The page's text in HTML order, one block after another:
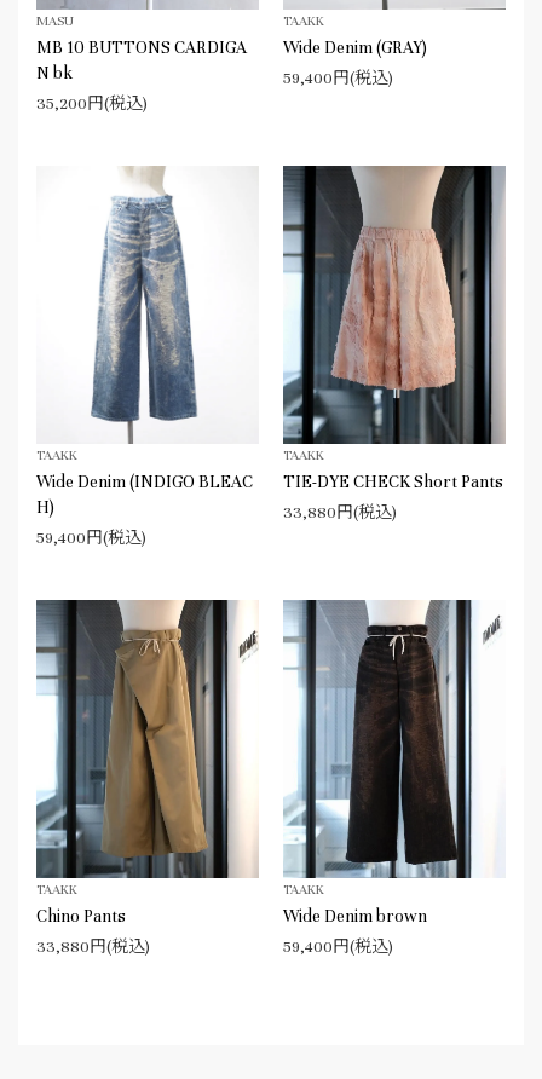
MASU
MB 10 BUTTONS CARDIGA
N bk
35,200円(税込)
TAAKK
Wide Denim (GRAY)
59,400円(税込)
TAAKK
Wide Denim (INDIGO BLEAC
H)
59,400円(税込)
TAAKK
TIE-DYE CHECK Short Pants
33,880円(税込)
TAAKK
Chino Pants
33,880円(税込)
TAAKK
Wide Denim brown
59,400円(税込)